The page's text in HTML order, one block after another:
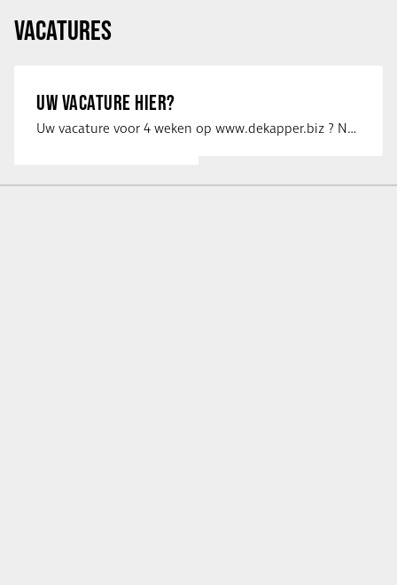
VACATURES
UW VACATURE HIER?
Uw vacature voor 4 weken op www.dekapper.biz ? Neem dan contact op met Maaike …